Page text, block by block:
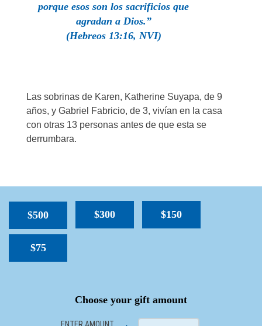
porque esos son los sacrificios que
agradan a Dios.”
(Hebreos 13:16, NVI)
Las sobrinas de Karen, Katherine Suyapa, de 9
años, y Gabriel Fabricio, de 3, vivían en la casa
con otras 13 personas antes de que esta se
derrumbara.
$500 $300 $150
$75
Choose your gift amount